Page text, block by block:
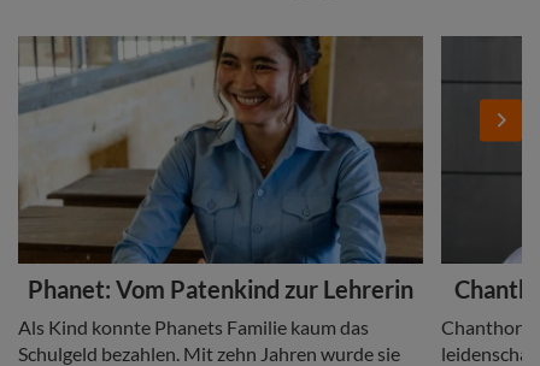
Stories
Image
Headline
Phanet: Vom Patenkind zur Lehrerin
Copy
Als Kind konnte Phanets Familie kaum das
Schulgeld bezahlen. Mit zehn Jahren wurde sie
Headline
Copy
Chanthorn
Next